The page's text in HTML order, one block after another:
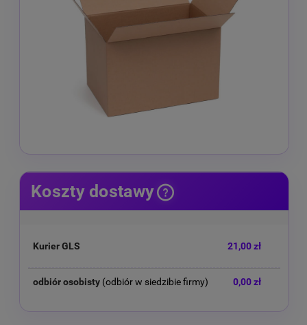
Koszty dostawy
Cena nie zawiera ewentualnych kosztów płatności
Kurier GLS 21,00 zł
odbiór osobisty (odbiór w siedzibie firmy) 0,00 zł